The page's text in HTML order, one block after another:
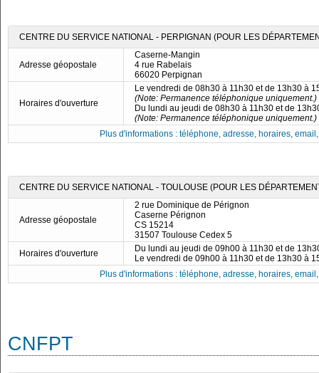
CENTRE DU SERVICE NATIONAL - PERPIGNAN (POUR LES
Adresse géopostale
Caserne-Mangin
4 rue Rabelais
66020 Perpignan
Horaires d'ouverture
Le vendredi de 08h30 à 11h30 et de 13h30 à
(Note: Permanence téléphonique uniquement.)
Du lundi au jeudi de 08h30 à 11h30 et de
(Note: Permanence téléphonique uniquement.)
Plus d'informations : téléphone, adresse, horaires,
CENTRE DU SERVICE NATIONAL - TOULOUSE (POUR LES
Adresse géopostale
2 rue Dominique de Pérignon
Caserne Pérignon
CS 15214
31507 Toulouse Cedex 5
Horaires d'ouverture
Du lundi au jeudi de 09h00 à 11h30 et de
Le vendredi de 09h00 à 11h30 et de 13h30 à
Plus d'informations : téléphone, adresse, horaires,
CNFPT